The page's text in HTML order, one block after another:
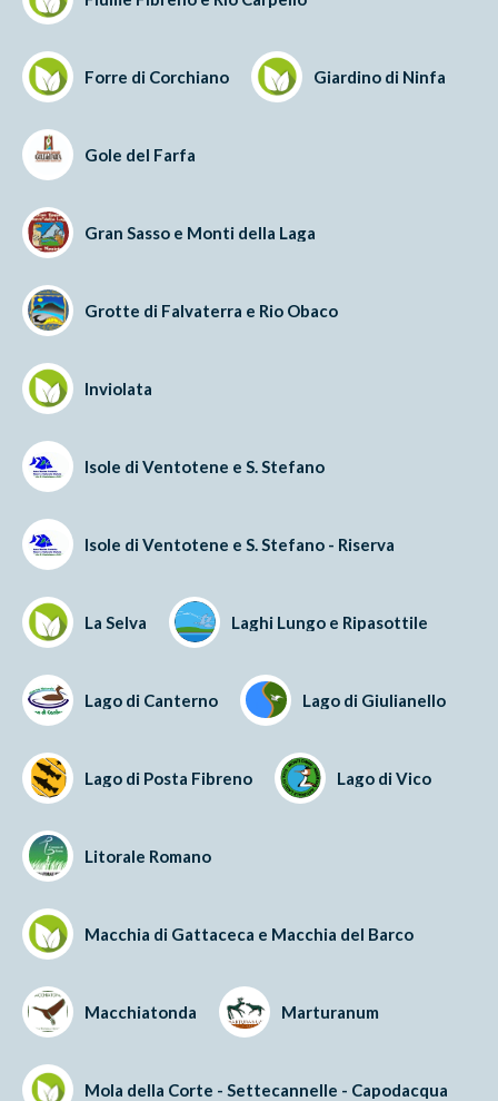
Forre di Corchiano Giardino di Ninfa
Gole del Farfa
Gran Sasso e Monti della Laga
Grotte di Falvaterra e Rio Obaco
Inviolata
Isole di Ventotene e S. Stefano
Isole di Ventotene e S. Stefano - Riserva
La Selva Laghi Lungo e Ripasottile
Lago di Canterno Lago di Giulianello
Lago di Posta Fibreno Lago di Vico
Litorale Romano
Macchia di Gattaceca e Macchia del Barco
Macchiatonda Marturanum
Mola della Corte - Settecannelle - Capodacqua